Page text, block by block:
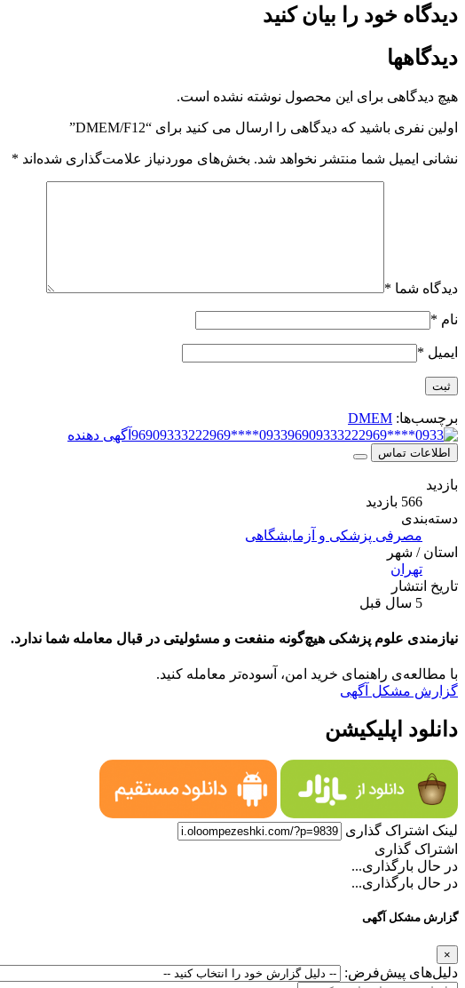
دیدگاه خود را بیان کنید
دیدگاهها
هیچ دیدگاهی برای این محصول نوشته نشده است.
اولین نفری باشید که دیدگاهی را ارسال می کنید برای “DMEM/F12”
نشانی ایمیل شما منتشر نخواهد شد. بخش‌های موردنیاز علامت‌گذاری شده‌اند *
دیدگاه شما *
نام *
ایمیل *
برچسب‌ها: DMEM
0933****96909333222969
آگهی دهنده
اطلاعات تماس
بازدید
566 بازدید
دسته‌بندی
مصرفی پزشکی و آزمایشگاهی
استان / شهر
تهران
تاریخ انتشار
5 سال قبل
نیازمندی علوم پزشکی هیچ‌گونه منفعت و مسئولیتی در قبال معامله شما ندارد.
با مطالعه‌ی راهنمای خرید امن، آسوده‌تر معامله کنید.
گزارش مشکل آگهی
دانلود اپلیکیشن
لینک اشتراک گذاری
اشتراک گذاری
در حال بارگذاری...
در حال بارگذاری...
گزارش مشکل آگهی
×
دلیل‌های پیش‌فرض: